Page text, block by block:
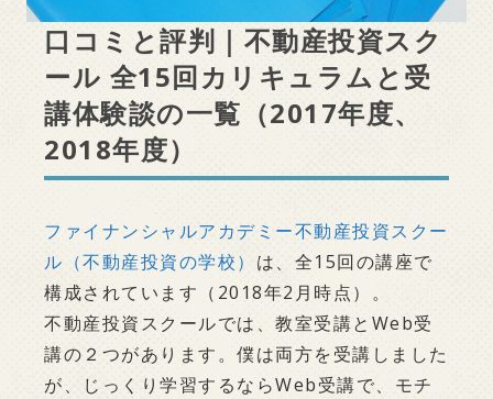
口コミと評判｜不動産投資スク
ール 全15回カリキュラムと受
講体験談の一覧（2017年度、
2018年度）
ファイナンシャルアカデミー不動産投資スクー
ル（不動産投資の学校） は、全15回の講座で
構成されています（2018年2月時点）。
不動産投資スクールでは、教室受講とWeb受
講の２つがあります。僕は両方を受講しました
が、じっくり学習するならWeb受講で、モチ